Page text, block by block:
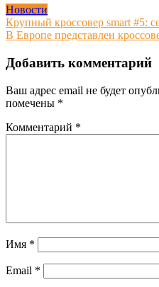
Новости
Навигация
по
записям
Крупный кроссовер smart #5:
В Европе представлен
Добавить комментарий
Ваш адрес email не будет
помечены *
Комментарий *
Имя *
Email *